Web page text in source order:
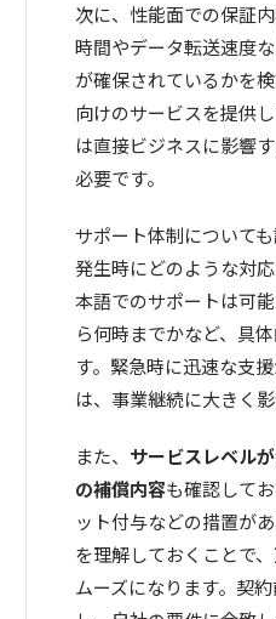
次に、性能面での保証
時間やデータ転送速度
が確保されているかを
向けのサービスを提供
は直接ビジネスに影響
必要です。
サポート体制について
発生時にどのような対
本語でのサポートは可
ら何時までかなど、具
す。緊急時に迅速な支
は、事業継続に大きく影
また、 サービスレベル
の補償内容も確認して
ット付与などの措置が
を理解しておくことで
ムーズになります。契